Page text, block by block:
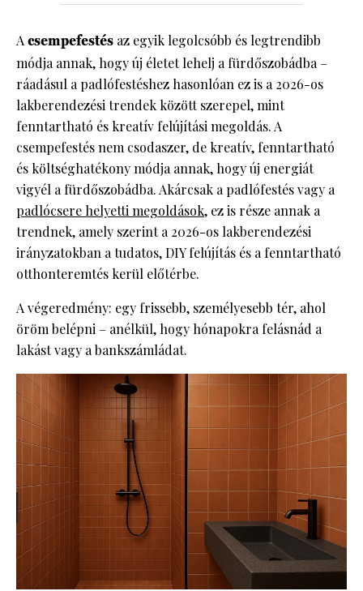
A csempefestés az egyik legolcsóbb és legtrendibb
módja annak, hogy új életet lehelj a fürdőszobádba –
ráadásul a padlófestéshez hasonlóan ez is a 2026-os
lakberendezési trendek között szerepel, mint
fenntartható és kreatív felújítási megoldás. A
csempefestés nem csodaszer, de kreatív, fenntartható
és költséghatékony módja annak, hogy új energiát
vigyél a fürdőszobádba. Akárcsak a padlófestés vagy a
padlócsere helyetti megoldások, ez is része annak a
trendnek, amely szerint a 2026-os lakberendezési
irányzatokban a tudatos, DIY felújítás és a fenntartható
otthonteremtés kerül előtérbe.
A végeredmény: egy frissebb, személyesebb tér, ahol
öröm belépni – anélkül, hogy hónapokra felásnád a
lakást vagy a bankszámládat.